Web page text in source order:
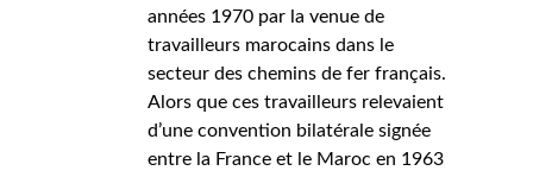
années 1970 par la venue de
travailleurs marocains dans le
secteur des chemins de fer français.
Alors que ces travailleurs relevaient
d’une convention bilatérale signée
entre la France et le Maroc en 1963,